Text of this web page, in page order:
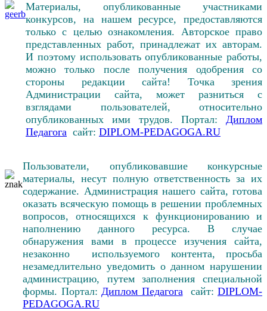
Материалы, опубликованные участниками
конкурсов, на нашем ресурсе, предоставляются
только с целью ознакомления. Авторское право
представленных работ, принадлежат их авторам.
И поэтому использовать опубликованные работы,
можно только после получения одобрения со
стороны редакции сайта! Точка зрения
Администрации сайта, может разниться с
взглядами пользователей, относительно
опубликованных ими трудов. Портал: Диплом
Педагога сайт: DIPLOM-PEDAGOGA.RU
Пользователи, опубликовавшие конкурсные
материалы, несут полную ответственность за их
содержание. Администрация нашего сайта, готова
оказать всяческую помощь в решении проблемных
вопросов, относящихся к функционированию и
наполнению данного ресурса. В случае
обнаружения вами в процессе изучения сайта,
незаконно используемого контента, просьба
незамедлительно уведомить о данном нарушении
администрацию, путем заполнения специальной
формы. Портал: Диплом Педагогасайт: DIPLOM-
PEDAGOGA.RU